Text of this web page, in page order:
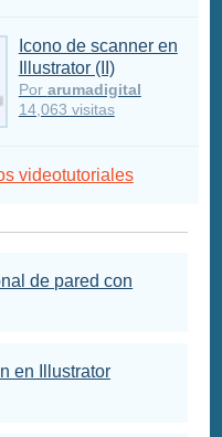
Icono de scanner en
Illustrator (II)
Por arumadigital
14,063 visitas
videotutoriales
de pared con
en Illustrator